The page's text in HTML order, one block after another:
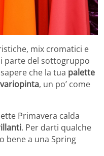
mix cromatici e
parte del sottogruppo
che la tua palette
variopinta, un po’ come
Primavera calda
. Per darti qualche
bene a una Spring